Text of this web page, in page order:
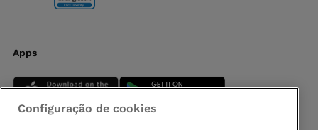
Apps
Configuração de cookies